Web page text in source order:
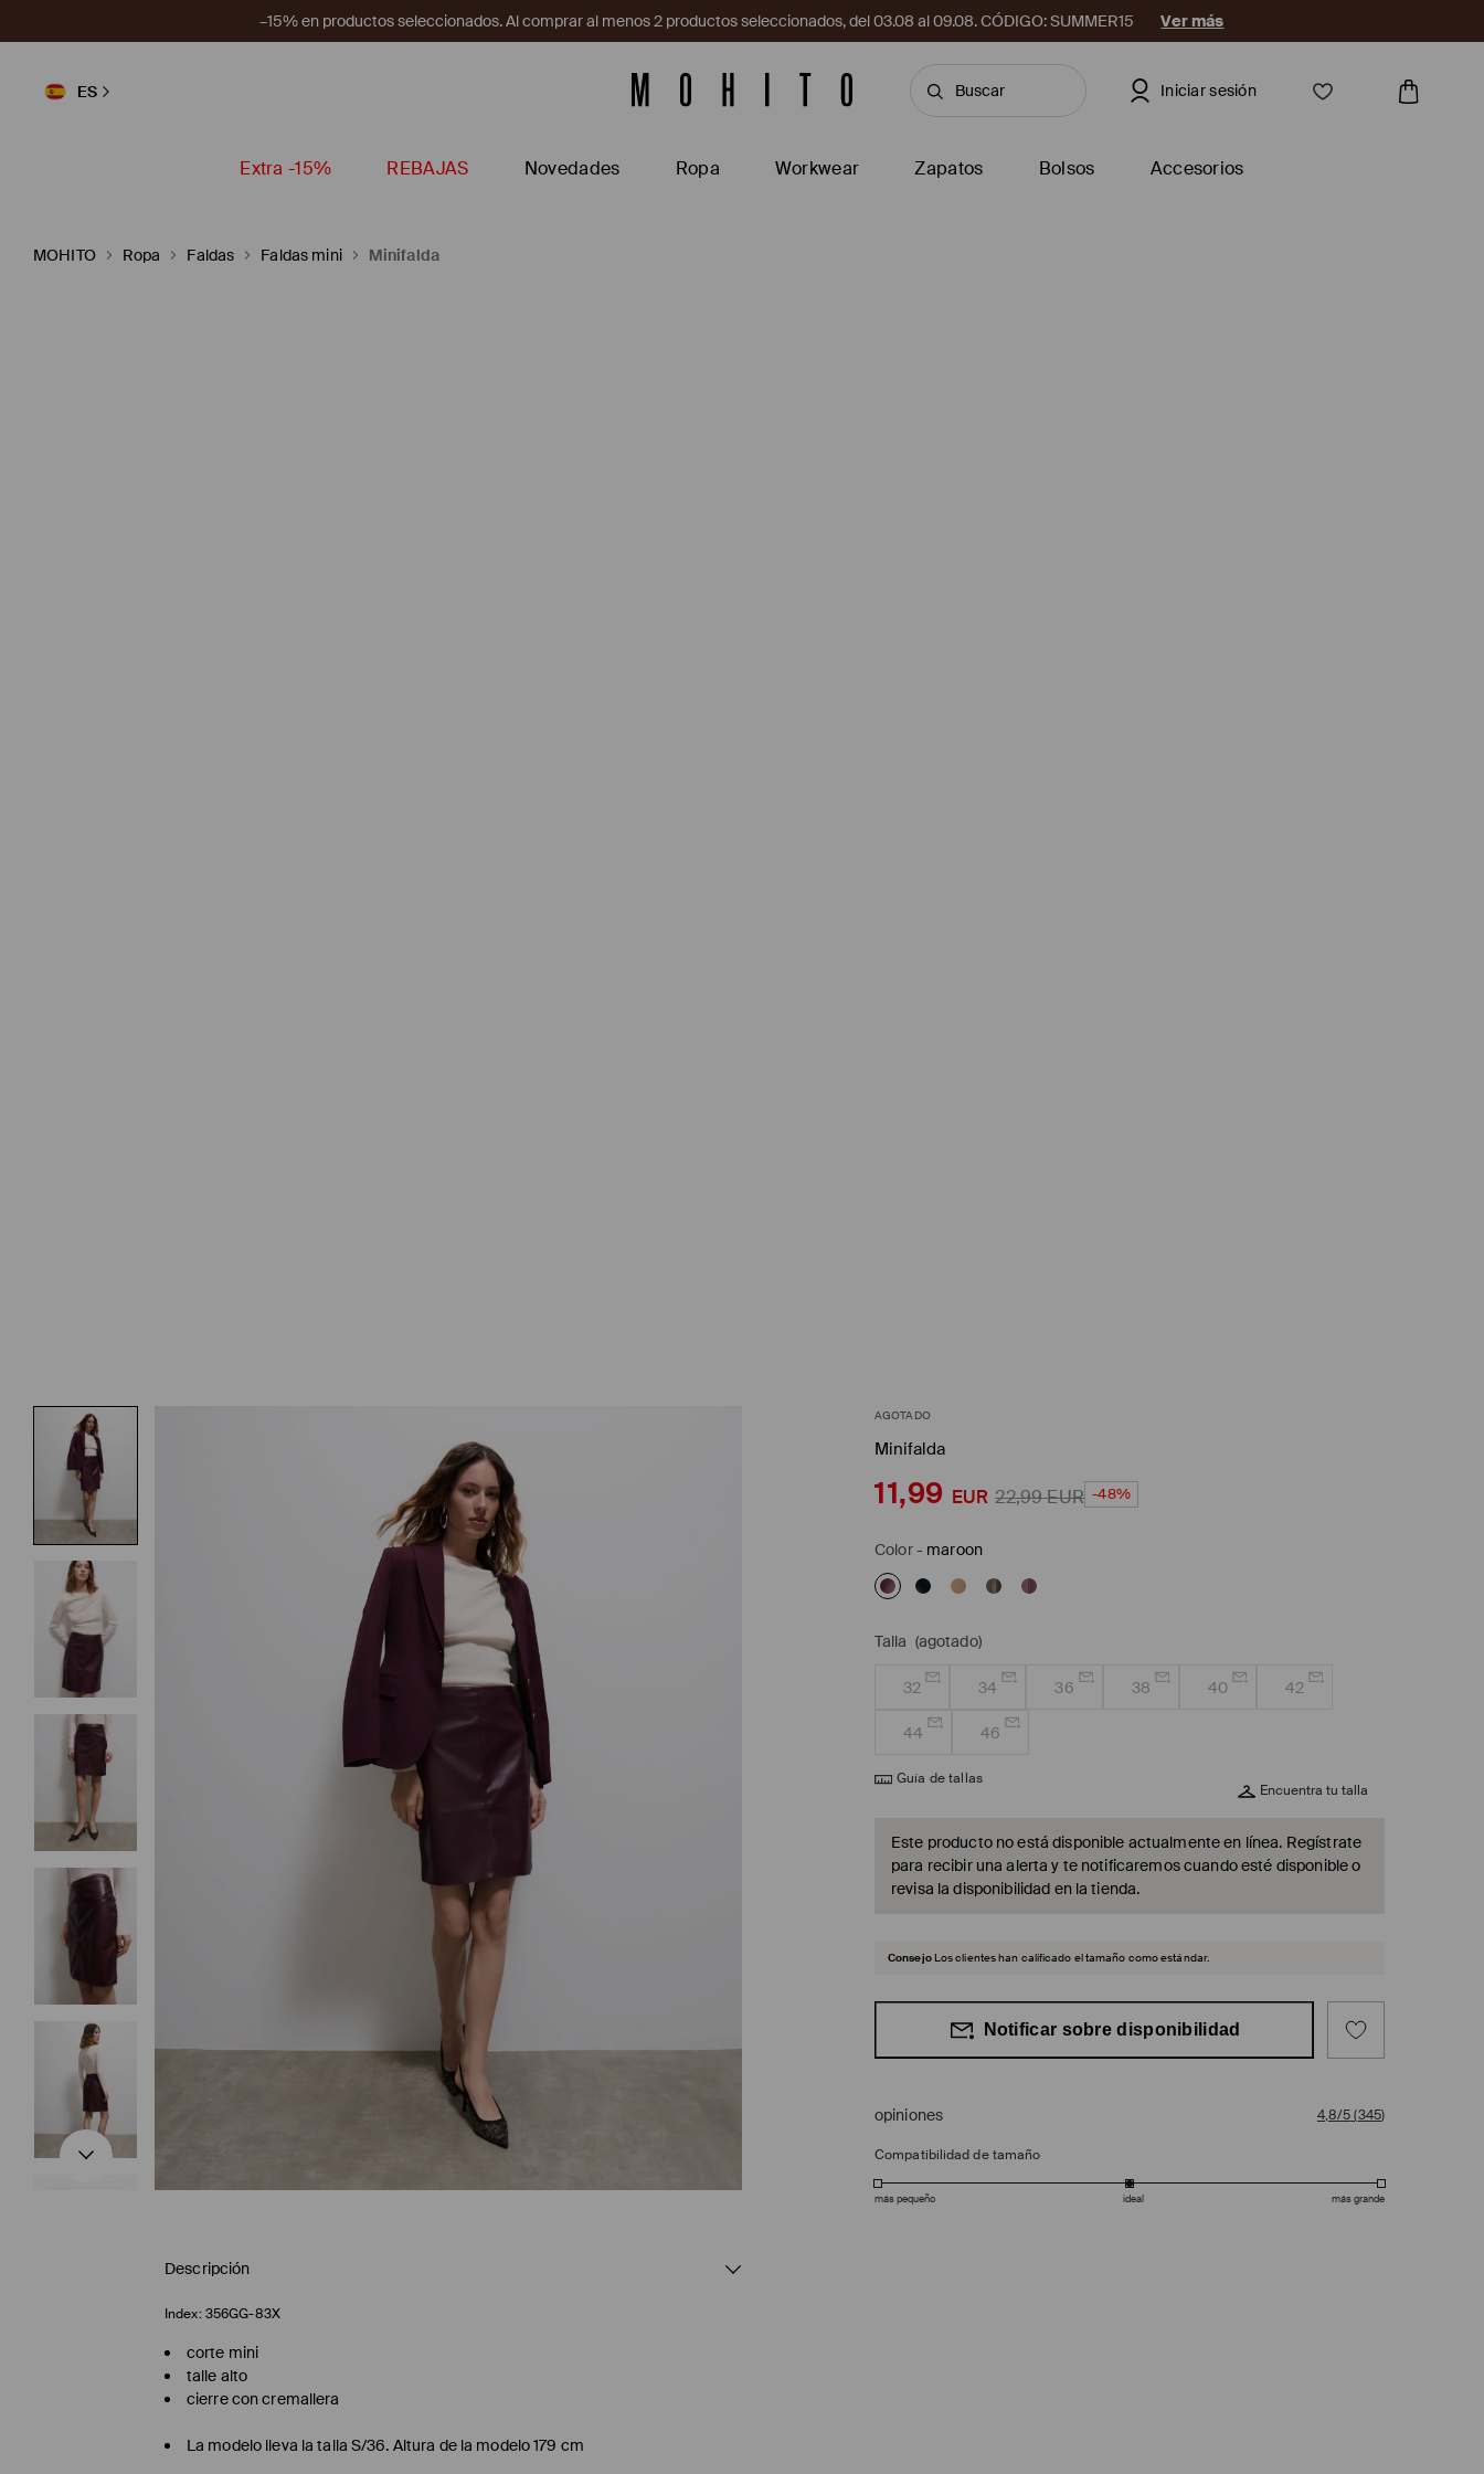
–15% en productos seleccionados. Al comprar al menos 2 productos seleccionados, del 03.08 al 09.08. CÓDIGO: SUMMER15 Ver más
ES Iniciar sesión
Extra -15% REBAJAS Novedades Ropa Workwear Zapatos Bolsos Accesorios
MOHITO Ropa Faldas Faldas mini Minifalda
AGOTADO
Minifalda
11,99 EUR 22,99EUR -48%
Color- maroon
Talla (agotado)
32 34 36 38 40 42
44 46
Guía de tallas
Encuentra tu talla
Este producto no está disponible actualmente en línea. Regístrate
para recibir una alerta y te notificaremos cuando esté disponible o
revisa la disponibilidad en la tienda.
Consejo Los clientes han calificado el tamaño como estándar.
Notificar sobre disponibilidad
opiniones 4,8/5(345)
Compatibilidad de tamaño
más pequeño ideal más grande
Descripción
Index: 356GG-83X
corte mini
talle alto
cierre con cremallera
La modelo lleva la talla S/36. Altura de la modelo 179 cm